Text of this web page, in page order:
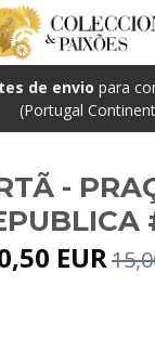
de envio para
(Portugal
-
EUR